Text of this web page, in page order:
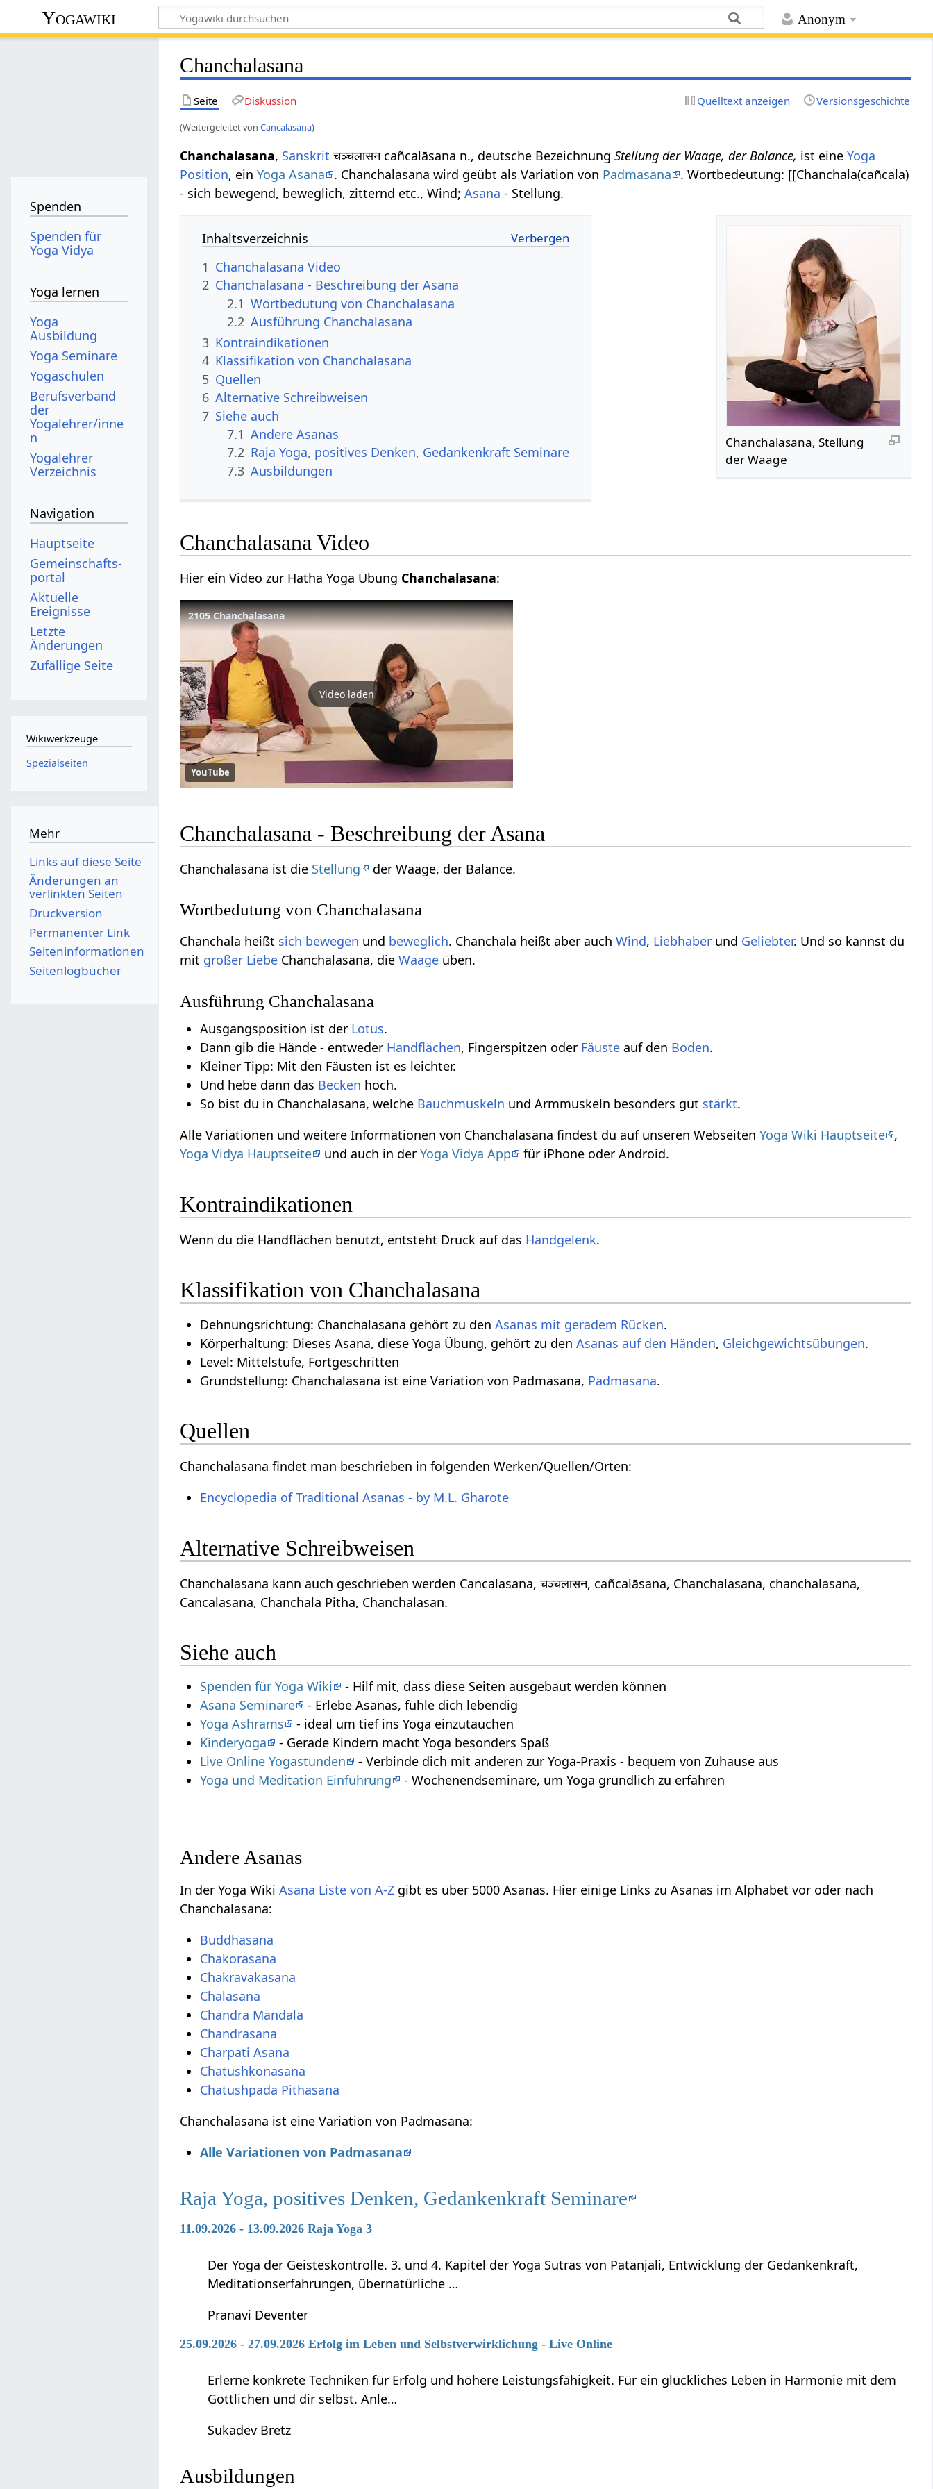
Anonym
Yogawiki
Chanchalasana
Seite Diskussion Quelltext anzeigen Versionsgeschichte
(Weitergeleitet vonCancalasana)
Chanchalasana, Sanskrit चञ्चलासन cañcalāsana n., deutsche BezeichnungStellung der Waage, der Balance, ist eineYoga
Position, einYoga Asana . Chanchalasana wird geübt als Variation von Padmasana
. Wortbedeutung: [[Chanchala(cañcala)
- sich bewegend, beweglich, zitternd etc., Wind;Asana - Stellung.
Chanchalasana, Stellung
der Waage
Inhaltsverzeichnis
1 Chanchalasana Video
2 Chanchalasana - Beschreibung der Asana
2.1 Wortbedutung von Chanchalasana
2.2 Ausführung Chanchalasana
3 Kontraindikationen
4 Klassifikation von Chanchalasana
5 Quellen
6 Alternative Schreibweisen
7 Siehe auch
7.1 Andere Asanas
7.2 Raja Yoga, positives Denken, Gedankenkraft Seminare
7.3 Ausbildungen
Chanchalasana Video
Hier ein Video zur Hatha Yoga Übung Chanchalasana:
2105 Chanchalasana
Video laden
YouTube
Chanchalasana - Beschreibung der Asana
Chanchalasana ist die Stellung der Waage, der Balance.
Wortbedutung von Chanchalasana
Chanchala heißt sich bewegen und beweglich. Chanchala heißt aber auchWind, Liebhaber und Geliebter. Und so kannst du
mit großer Liebe Chanchalasana, dieWaage üben.
Ausführung Chanchalasana
Ausgangsposition ist der Lotus.
Dann gib die Hände - entweder Handflächen, Fingerspitzen oder Fäuste auf den Boden.
Kleiner Tipp: Mit den Fäusten ist es leichter.
Und hebe dann das Becken hoch.
So bist du in Chanchalasana, welche Bauchmuskeln und Armmuskeln besonders gut stärkt.
Alle Variationen und weitere Informationen von Chanchalasana findest du auf unseren WebseitenYoga Wiki Hauptseite ,
Yoga Vidya Hauptseite
und auch in derYoga Vidya App für iPhone oder Android.
Kontraindikationen
Wenn du die Handflächen benutzt, entsteht Druck auf das Handgelenk.
Klassifikation von Chanchalasana
Dehnungsrichtung: Chanchalasana gehört zu denAsanas mit geradem Rücken.
Körperhaltung: Dieses Asana, diese Yoga Übung, gehört zu denAsanas auf den Händen‏‎, Gleichgewichtsübungen.
Level: Mittelstufe, Fortgeschritten
Grundstellung: Chanchalasana ist eine Variation von Padmasana, Padmasana.
Quellen
Chanchalasana findet man beschrieben in folgenden Werken/Quellen/Orten:
Encyclopedia of Traditional Asanas - by M.L. Gharote
Alternative Schreibweisen
Chanchalasana kann auch geschrieben werden Cancalasana, चञ्चलासन, cañcalāsana, Chanchalasana, chanchalasana,
Cancalasana, Chanchala Pitha, Chanchalasan.
Siehe auch
Spenden für Yoga Wiki
- Hilf mit, dass diese Seiten ausgebaut werden können
Asana Seminare
- Erlebe Asanas, fühle dich lebendig
Yoga Ashrams
- ideal um tief ins Yoga einzutauchen
Kinderyoga
- Gerade Kindern macht Yoga besonders Spaß
Live Online Yogastunden
- Verbinde dich mit anderen zur Yoga-Praxis - bequem von Zuhause aus
Yoga und Meditation Einführung
- Wochenendseminare, um Yoga gründlich zu erfahren
Andere Asanas
In der Yoga WikiAsana Liste von A-Z gibt es über 5000 Asanas. Hier einige Links zu Asanas im Alphabet vor oder nach
Chanchalasana:
Buddhasana
Chakorasana
Chakravakasana
Chalasana
Chandra Mandala
Chandrasana
Charpati Asana
Chatushkonasana
Chatushpada Pithasana
Chanchalasana ist eine Variation von Padmasana:
Alle Variationen von Padmasana
Raja Yoga, positives Denken, Gedankenkraft Seminare
11.09.2026 - 13.09.2026 Raja Yoga 3
Der Yoga der Geisteskontrolle. 3. und 4. Kapitel der Yoga Sutras von Patanjali, Entwicklung der Gedankenkraft,
Meditationserfahrungen, übernatürliche …
Pranavi Deventer
25.09.2026 - 27.09.2026 Erfolg im Leben und Selbstverwirklichung - Live Online
Erlerne konkrete Techniken für Erfolg und höhere Leistungsfähigkeit. Für ein glückliches Leben in Harmonie mit dem
Göttlichen und dir selbst. Anle…
Sukadev Bretz
Ausbildungen
Spenden
Spenden für
Yoga Vidya
Yoga lernen
Yoga
Ausbildung
Yoga Seminare
Yogaschulen
Berufsverband
der
Yogalehrer/inne
n
Yogalehrer
Verzeichnis
Navigation
Hauptseite
Gemeinschafts­
portal
Aktuelle
Ereignisse
Letzte
Änderungen
Zufällige Seite
Wikiwerkzeuge
Spezialseiten
Mehr
Links auf diese Seite
Änderungen an
verlinkten Seiten
Druckversion
Permanenter Link
Seiten­­informationen
Seitenlogbücher